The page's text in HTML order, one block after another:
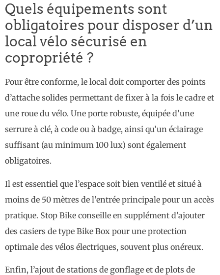
Quels équipements sont
obligatoires pour disposer d’un
local vélo sécurisé en
copropriété ?
Pour être conforme, le local doit comporter des points
d’attache solides permettant de fixer à la fois le cadre et
une roue du vélo. Une porte robuste, équipée d’une
serrure à clé, à code ou à badge, ainsi qu’un éclairage
suffisant (au minimum 100 lux) sont également
obligatoires.
Il est essentiel que l’espace soit bien ventilé et situé à
moins de 50 mètres de l’entrée principale pour un accès
pratique. Stop Bike conseille en supplément d’ajouter
des casiers de type Bike Box pour une protection
optimale des vélos électriques, souvent plus onéreux.
Enfin, l’ajout de stations de gonflage et de plots de